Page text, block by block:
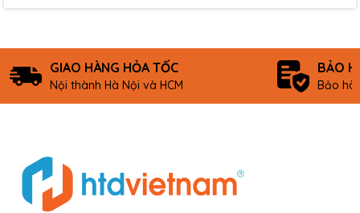
GIAO HÀNG HỎA TỐC
Nội thành Hà Nội và HCM
BẢO
Bảo